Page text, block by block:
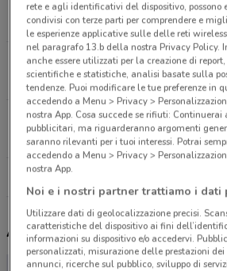
21.3 km
Strada Cella Capoluogo, 43
22.3 km
Via Cabral, 26/E Cattolica
25.9 km
Altri volantini nelle vicinanze
rete e agli identificativi del dispositivo, possono
condivisi con terze parti per comprendere e
le esperienze applicative sulle delle reti
nel paragrafo 13.b della nostra Privacy Policy.
anche essere utilizzati per la creazione di
scientifiche e statistiche, analisi basate sulla
tendenze. Puoi modificare le tue preferenze in
accedendo a Menu > Privacy >
nostra App. Cosa succede se rifiuti:
pubblicitari, ma riguarderanno argomenti
saranno rilevanti per i tuoi interessi. Potrai
accedendo a Menu > Privacy >
nostra App.
Noi e i nostri partner trattiamo i dati
Utilizzare dati di geolocalizzazione precisi.
caratteristiche del dispositivo ai fini
informazioni su dispositivo e/o accedervi.
personalizzati, misurazione delle prestazioni
annunci, ricerche sul pubblico, sviluppo di